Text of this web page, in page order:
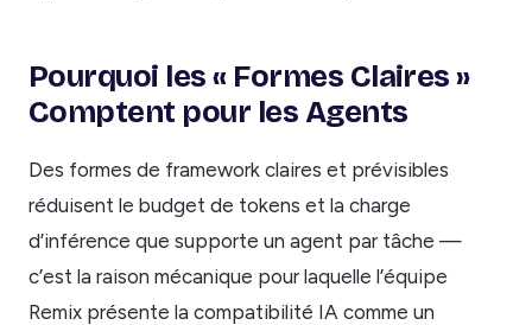
Pourquoi les « Formes Claires »
Comptent pour les Agents
Des formes de framework claires et prévisibles
réduisent le budget de tokens et la charge
d’inférence que supporte un agent par tâche —
c’est la raison mécanique pour laquelle l’équipe
Remix présente la compatibilité IA comme un